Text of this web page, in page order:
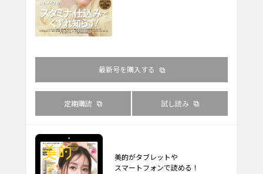
最新号を購入する
定期購読 試し読み
美的がタブレットや
スマートフォンで読める！